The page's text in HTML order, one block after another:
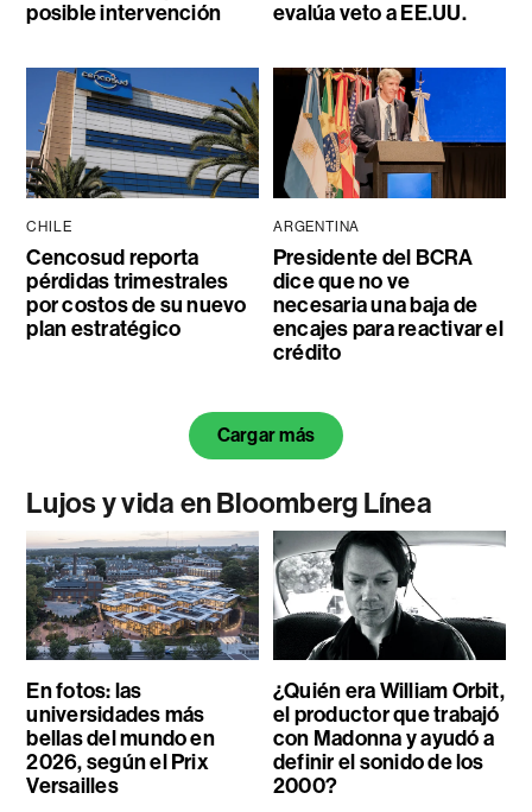
posible intervención
evalúa veto a EE.UU.
CHILE
Cencosud reporta
pérdidas trimestrales
por costos de su nuevo
plan estratégico
ARGENTINA
Presidente del BCRA
dice que no ve
necesaria una baja de
encajes para reactivar el
crédito
Cargar más
Lujos y vida en Bloomberg Línea
En fotos: las
universidades más
bellas del mundo en
2026, según el Prix
Versailles
¿Quién era William Orbit,
el productor que trabajó
con Madonna y ayudó a
definir el sonido de los
2000?